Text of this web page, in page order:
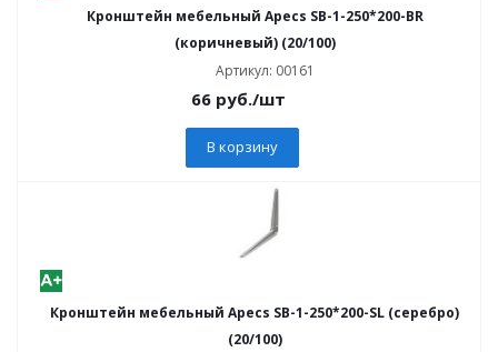
Кронштейн мебельный Apecs SB-1-250*200-BR
(коричневый) (20/100)
Артикул: 00161
66руб./шт
В корзину
Кронштейн мебельный Apecs SB-1-250*200-SL (серебро)
(20/100)